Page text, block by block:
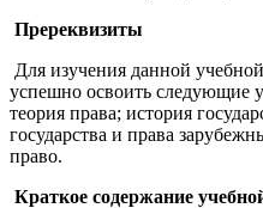
Пререквизиты
Для изучения данной
успешно освоить следующие
теория права; история
государства и права
право.
Краткое содержание